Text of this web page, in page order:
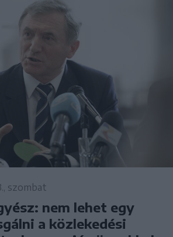
szombat
nem lehet egy
a közlekedési